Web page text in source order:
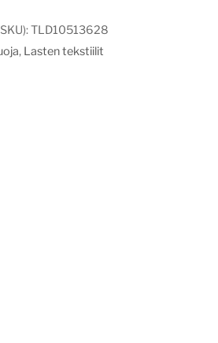
TLD10513628
, Lasten tekstiilit